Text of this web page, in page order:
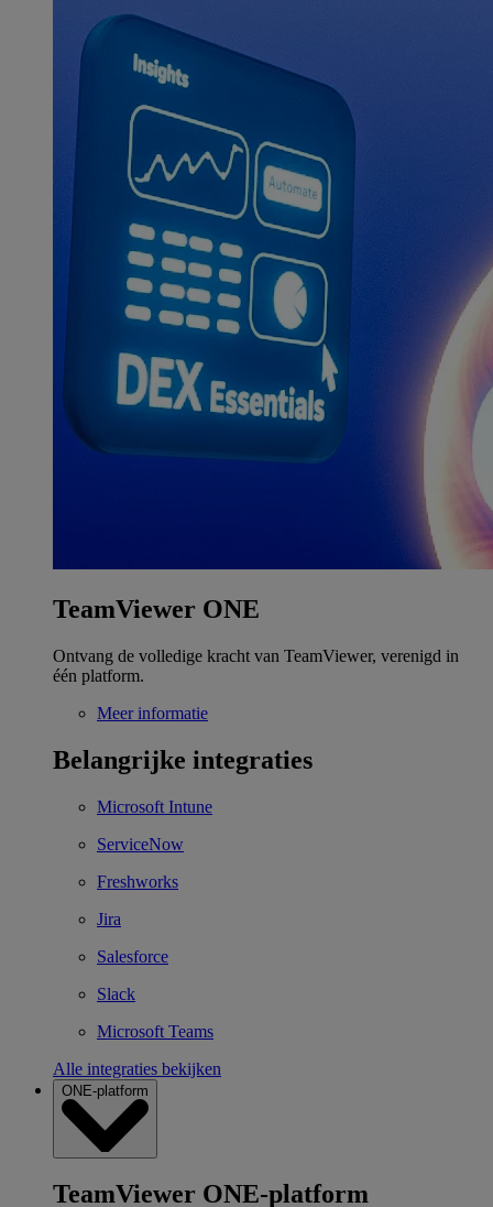
TeamViewer ONE
Ontvang de volledige kracht van TeamViewer, verenigd in
één platform.
Meer informatie
Belangrijke integraties
Microsoft Intune
ServiceNow
Freshworks
Jira
Salesforce
Slack
Microsoft Teams
Alle integraties bekijken
ONE-platform
TeamViewer ONE-platform